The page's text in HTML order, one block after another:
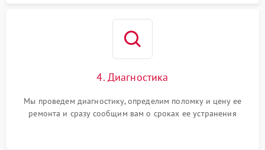
4. Диагностика
Мы проведем диагностику, определим поломку и цену ее
ремонта и сразу сообщим вам о сроках ее устранения